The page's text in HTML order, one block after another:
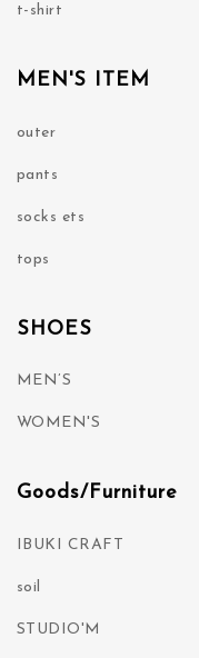
t-shirt
MEN'S ITEM
outer
pants
socks ets
tops
SHOES
MEN’S
WOMEN'S
Goods/Furniture
IBUKI CRAFT
soil
STUDIO'M